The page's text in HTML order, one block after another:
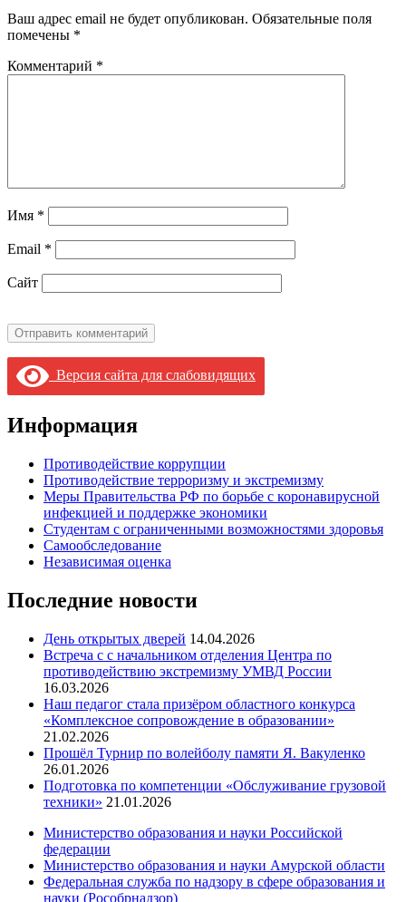
Ваш адрес email не будет опубликован. Обязательные поля
помечены *
Комментарий *
Имя *
Email *
Сайт
Версия сайта для слабовидящих
Информация
Противодействие коррупции
Противодействие терроризму и экстремизму
Меры Правительства РФ по борьбе с коронавирусной
инфекцией и поддержке экономики
Студентам с ограниченными возможностями здоровья
Самообследование
Независимая оценка
Последние новости
День открытых дверей 14.04.2026
Встреча с с начальником отделения Центра по
противодействию экстремизму УМВД России
16.03.2026
Наш педагог стала призёром областного конкурса
«Комплексное сопровождение в образовании»
21.02.2026
Прошёл Турнир по волейболу памяти Я. Вакуленко
26.01.2026
Подготовка по компетенции «Обслуживание грузовой
техники» 21.01.2026
Министерство образования и науки Российской
федерации
Министерство образования и науки Амурской области
Федеральная служба по надзору в сфере образования и
науки (Рособрнадзор)